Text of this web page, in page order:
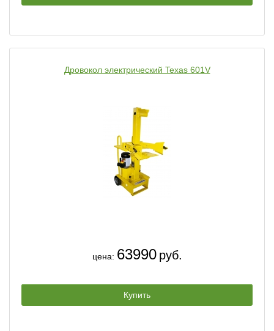
Дровокол электрический Texas 601V
цена: 63990 руб.
Купить